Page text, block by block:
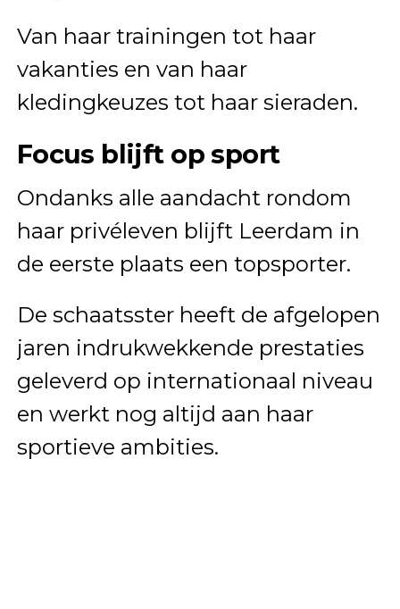
Van haar trainingen tot haar
vakanties en van haar
kledingkeuzes tot haar sieraden.
Focus blijft op sport
Ondanks alle aandacht rondom
haar privéleven blijft Leerdam in
de eerste plaats een topsporter.
De schaatsster heeft de afgelopen
jaren indrukwekkende prestaties
geleverd op internationaal niveau
en werkt nog altijd aan haar
sportieve ambities.